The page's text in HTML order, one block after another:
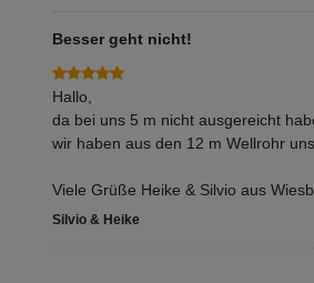
Besser geht nicht!
Hallo,
da bei uns 5 m nicht ausgereicht
wir haben aus den 12 m Wellrohr
Viele Grüße Heike & Silvio aus
Silvio & Heike